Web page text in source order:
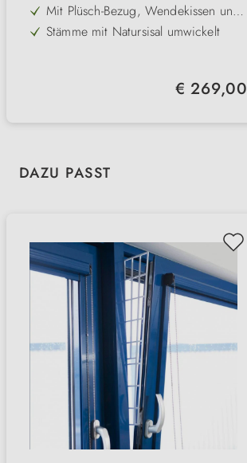
Mit Plüsch-Bezug, Wendekissen und
Spielzeug am Band
Stämme mit Natursisal umwickelt
Regulärer Preis:
€ 269,00
Produktgalerie überspringen
DAZU PASST